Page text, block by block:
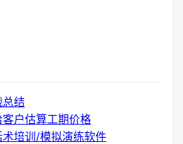
结
户估算工期价格
术培训/模拟演练软件